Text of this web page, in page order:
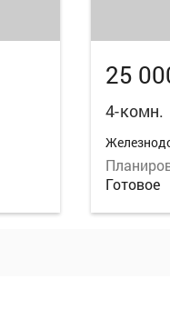
25
4-комн.
Готовое